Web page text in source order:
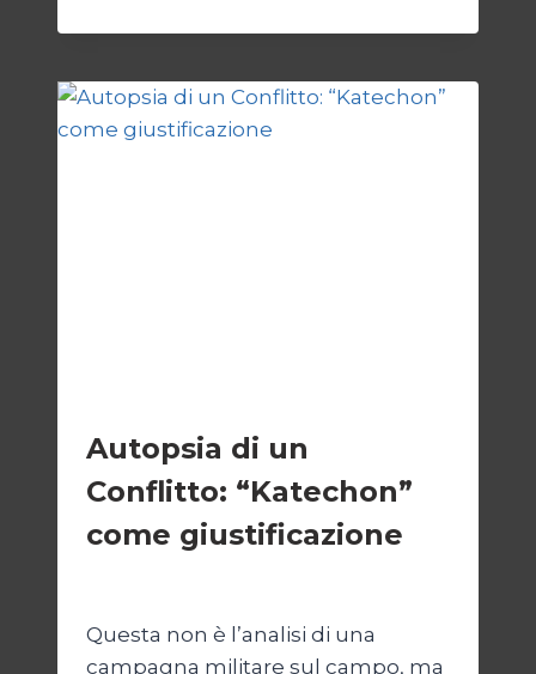
CREPUSCOLO
DIRITTO
Autopsia di un
Conflitto: “Katechon”
come giustificazione
Questa non è l’analisi di una
campagna militare sul campo, ma